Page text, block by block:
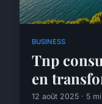
BUSINESS
Tnp
en
12 août 2025 · 5